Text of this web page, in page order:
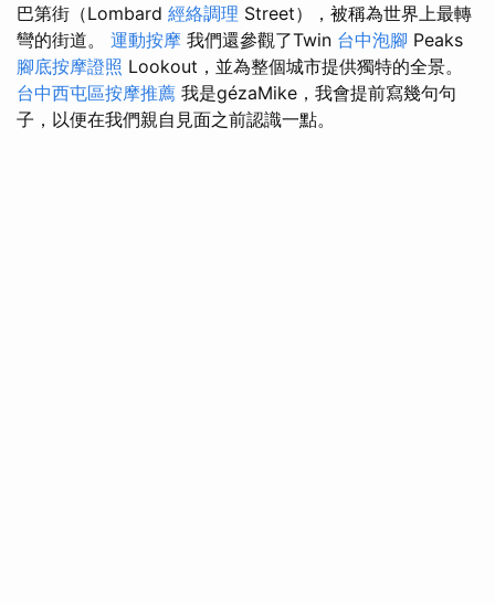
巴第街（Lombard 經絡調理 Street），被稱為世界上最轉
彎的街道。 運動按摩 我們還參觀了Twin 台中泡腳 Peaks
腳底按摩證照 Lookout，並為整個城市提供獨特的全景。
台中西屯區按摩推薦 我是gézaMike，我會提前寫幾句句
子，以便在我們親自見面之前認識一點。